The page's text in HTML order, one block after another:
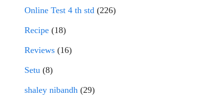
Online Test 4 th std (226)
Recipe (18)
Reviews (16)
Setu (8)
shaley nibandh (29)